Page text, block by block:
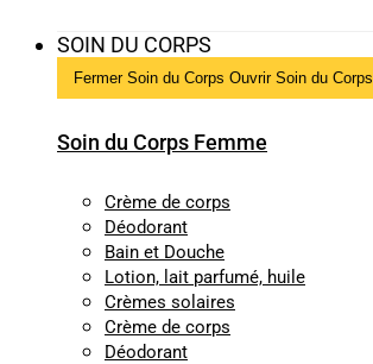
SOIN DU CORPS
Fermer Soin du Corps Ouvrir Soin du Corps
Soin du Corps Femme
Crème de corps
Déodorant
Bain et Douche
Lotion, lait parfumé, huile
Crèmes solaires
Crème de corps
Déodorant